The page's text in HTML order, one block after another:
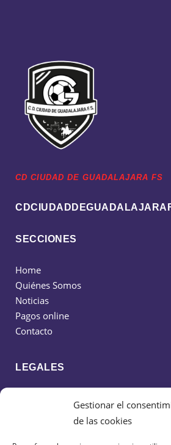
Gestionar el
de las cookies
CD CIUDAD DE GUADALAJARA FS
SECCIONES
Home
Quiénes Somos
Noticias
Pagos online
Contacto
LEGALES